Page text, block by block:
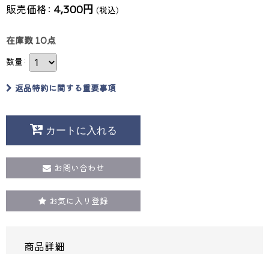
販売価格: 4,300円 (税込)
在庫数 10点
数量 :
返品特約に関する重要事項
カートに入れる
お問い合わせ
お気に入り登録
商品詳細